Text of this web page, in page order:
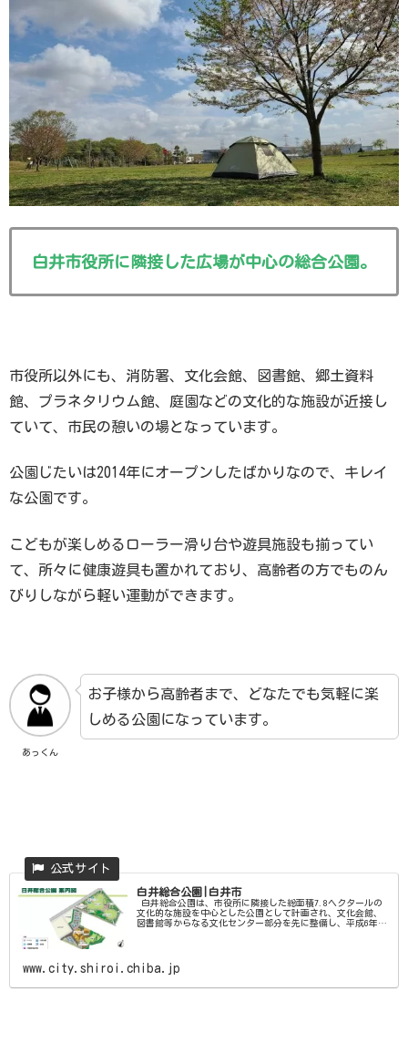
白井市役所に隣接した広場が中心の総合公園。
市役所以外にも、消防署、文化会館、図書館、郷土資料
館、プラネタリウム館、庭園などの文化的な施設が近接し
ていて、市民の憩いの場となっています。
公園じたいは2014年にオープンしたばかりなので、キレイ
な公園です。
こどもが楽しめるローラー滑り台や遊具施設も揃ってい
て、所々に健康遊具も置かれており、高齢者の方でものん
びりしながら軽い運動ができます。
あっくん
お子様から高齢者まで、どなたでも気軽に楽
しめる公園になっています。
白井総合公園|白井市
白井総合公園は、市役所に隣接した総面積7.8ヘクタールの
文化的な施設を中心とした公園として計画され、文化会館、
図書館等からなる文化センター部分を先に整備し、平成6年7
www.city.shiroi.chiba.jp